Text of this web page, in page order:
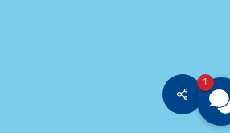
Share
1